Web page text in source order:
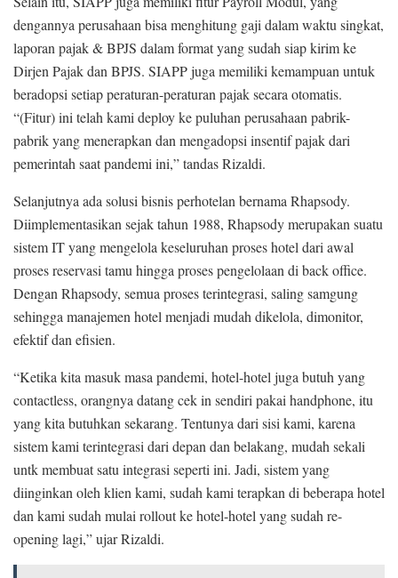
2
0
2
0
dengannya perusahaan bisa menghitung gaji dalam waktu singkat,
laporan pajak & BPJS dalam format yang sudah siap kirim ke
Dirjen Pajak dan BPJS. SIAPP juga memiliki kemampuan untuk
beradopsi setiap peraturan-peraturan pajak secara otomatis.
“(Fitur) ini telah kami deploy ke puluhan perusahaan pabrik-
pabrik yang menerapkan dan mengadopsi insentif pajak dari
pemerintah saat pandemi ini,” tandas Rizaldi.
Selanjutnya ada solusi bisnis perhotelan bernama Rhapsody.
Diimplementasikan sejak tahun 1988, Rhapsody merupakan suatu
sistem IT yang mengelola keseluruhan proses hotel dari awal
proses reservasi tamu hingga proses pengelolaan di back office.
Dengan Rhapsody, semua proses terintegrasi, saling samgung
sehingga manajemen hotel menjadi mudah dikelola, dimonitor,
efektif dan efisien.
“Ketika kita masuk masa pandemi, hotel-hotel juga butuh yang
contactless, orangnya datang cek in sendiri pakai handphone, itu
yang kita butuhkan sekarang. Tentunya dari sisi kami, karena
sistem kami terintegrasi dari depan dan belakang, mudah sekali
untk membuat satu integrasi seperti ini. Jadi, sistem yang
diinginkan oleh klien kami, sudah kami terapkan di beberapa hotel
dan kami sudah mulai rollout ke hotel-hotel yang sudah re-
opening lagi,” ujar Rizaldi.